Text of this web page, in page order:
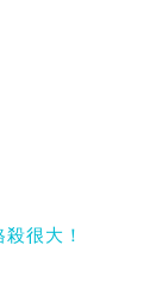
很大！